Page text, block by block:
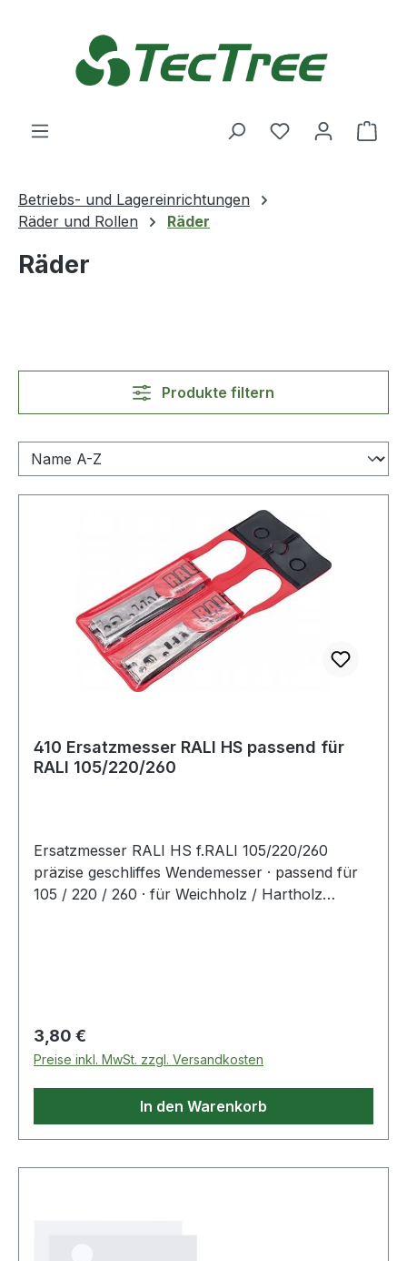
Du hast 0
Betriebs- und Lagereinrichtungen
Räder und Rollen
Räder
Räder
Produkte filtern
410 Ersatzmesser RALI HS passend für
RALI 105/220/260
Ersatzmesser RALI HS f.RALI 105/220/260
präzise geschliffes Wendemesser · passend für
105 / 220 / 260 · für Weichholz / Hartholz
Regulärer Preis:
3,80 €
Preise inkl. MwSt. zzgl. Versandkosten
In den Warenkorb